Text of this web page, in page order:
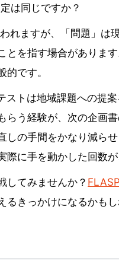
は同じですか？
れますが、「問題」は
とを指す場合がありま
です。
ストは地域課題への提
らう経験が、次の企画
しの手間をかなり減ら
際に手を動かした回数
してみませんか？
るきっかけになるかもし